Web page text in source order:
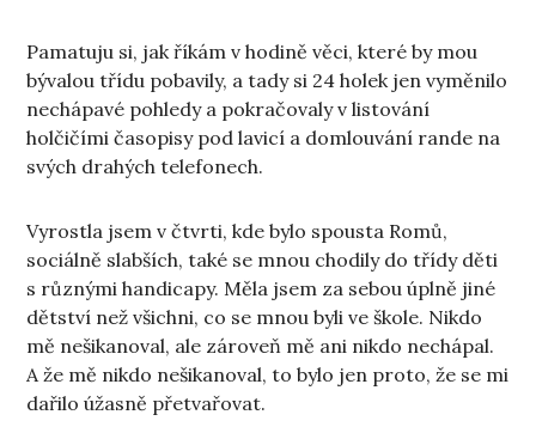
Pamatuju si, jak říkám v hodině věci, které by mou
bývalou třídu pobavily, a tady si 24 holek jen vyměnilo
nechápavé pohledy a pokračovaly v listování
holčičími časopisy pod lavicí a domlouvání rande na
svých drahých telefonech.
Vyrostla jsem v čtvrti, kde bylo spousta Romů,
sociálně slabších, také se mnou chodily do třídy děti
s různými handicapy. Měla jsem za sebou úplně jiné
dětství než všichni, co se mnou byli ve škole. Nikdo
mě nešikanoval, ale zároveň mě ani nikdo nechápal.
A že mě nikdo nešikanoval, to bylo jen proto, že se mi
dařilo úžasně přetvařovat.